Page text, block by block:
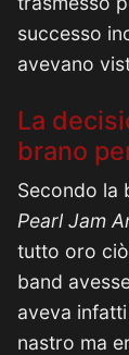
successo
avevano
La
brano
Secondo la
Pearl Jam
tutto oro
band
aveva
nastro ma